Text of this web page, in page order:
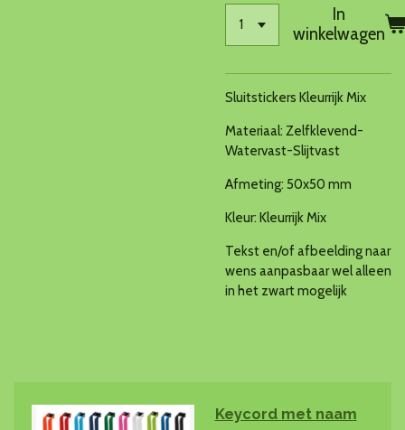
In
winkelwagen
Sluitstickers Kleurrijk Mix
Materiaal: Zelfklevend-
Watervast-Slijtvast
Afmeting: 50x50 mm
Kleur: Kleurrijk Mix
Tekst en/of afbeelding naar
wens aanpasbaar wel alleen
in het zwart mogelijk
Keycord met naam